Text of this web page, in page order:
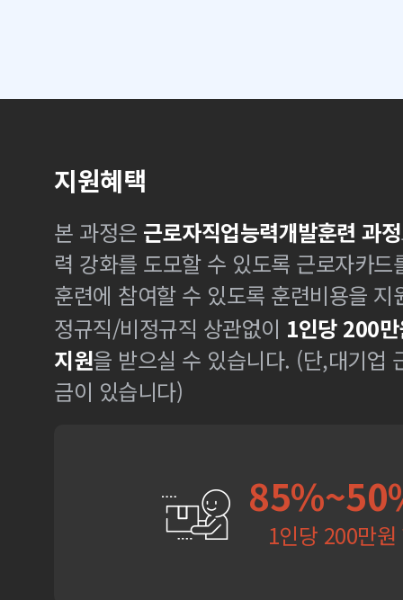
지원혜택
본 과정은 근로자직업능력개발훈련 과정
력 강화를 도모할 수 있도록 근로자카
훈련에 참여할 수 있도록 훈련비용을 지
정규직/비정규직 상관없이 1인당 200
지원을 받으실 수 있습니다. (단,대기업
금이 있습니다)
1인당 200만원